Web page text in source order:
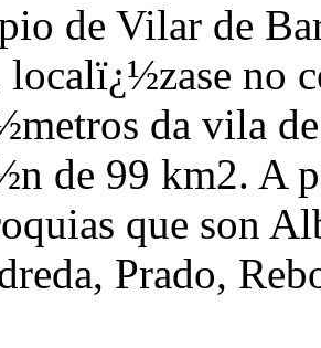
de Vilar de
no
da vila
de 99 km2. A
que son
Prado,